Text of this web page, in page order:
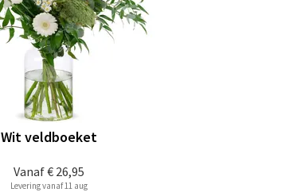
Vanaf€ 26,95
Wit veldboeket
Levering vanaf 11 aug